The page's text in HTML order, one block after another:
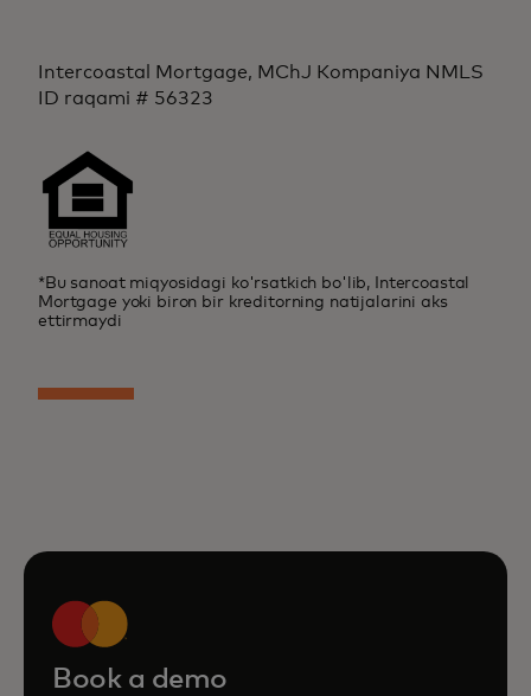
Intercoastal Mortgage, MChJ Kompaniya NMLS
ID raqami # 56323
*Bu sanoat miqyosidagi ko'rsatkich bo'lib, Intercoastal
Mortgage yoki biron bir kreditorning natijalarini aks
ettirmaydi
Book a demo